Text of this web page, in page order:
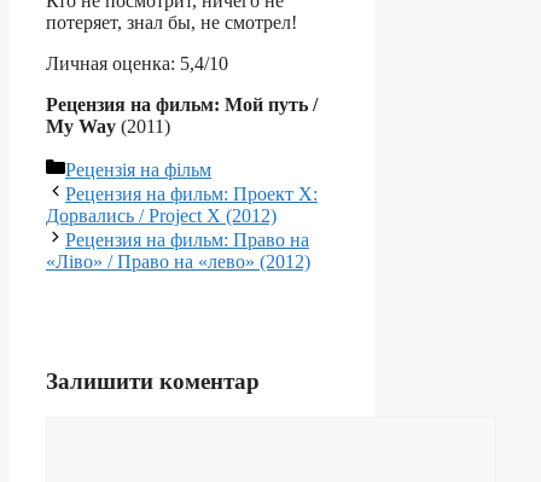
потеряет, знал бы, не смотрел!
Личная оценка: 5,4/10
Рецензия на фильм: Мой путь /
My Way (2011)
Категорії
Рецензія на фільм
Рецензия на фильм: Проект X:
Дорвались / Project X (2012)
Рецензия на фильм: Право на
«Ліво» / Право на «лево» (2012)
Залишити коментар